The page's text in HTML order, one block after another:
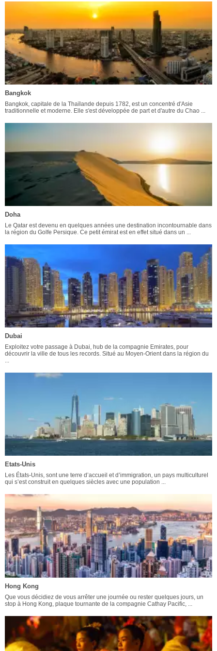
Bangkok
Bangkok, capitale de la Thaïlande depuis 1782, est un concentré d'Asie
traditionnelle et moderne. Elle s'est développée de part et d'autre du Chao ...
Doha
Le Qatar est devenu en quelques années une destination incontournable dans
la région du Golfe Persique. Ce petit émirat est en effet situé dans un ...
Dubai
Exploitez votre passage à Dubai, hub de la compagnie Emirates, pour
découvrir la ville de tous les records. Situé au Moyen-Orient dans la région du
...
Etats-Unis
Les États-Unis, sont une terre d’accueil et d’immigration, un pays multiculturel
qui s’est construit en quelques siècles avec une population ...
Hong Kong
Que vous décidiez de vous arrêter une journée ou rester quelques jours, un
stop à Hong Kong, plaque tournante de la compagnie Cathay Pacific, ...